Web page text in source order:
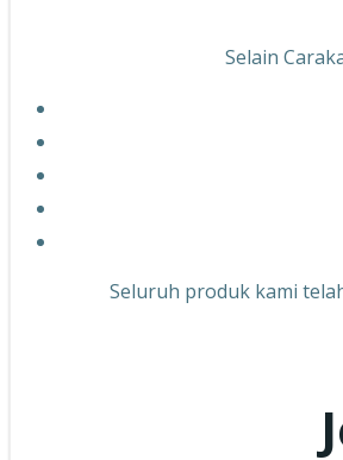
Selain
Seluruh produk kami